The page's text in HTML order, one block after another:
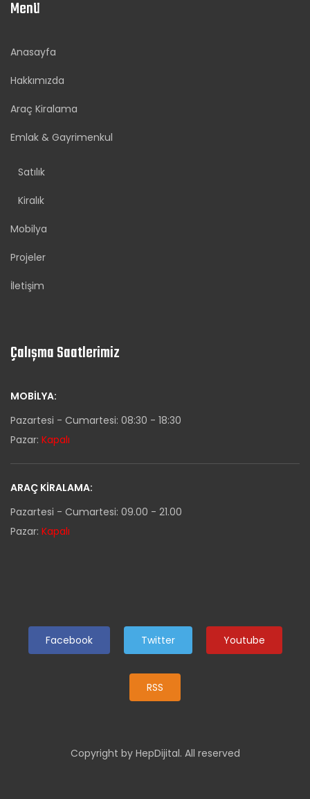
Menü
Anasayfa
Hakkımızda
Araç Kiralama
Emlak & Gayrimenkul
Satılık
Kiralık
Mobilya
Projeler
İletişim
Çalışma Saatlerimiz
MOBILYA:
Pazartesi - Cumartesi: 08:30 - 18:30
Pazar: Kapalı
ARAÇ KIRALAMA:
Pazartesi - Cumartesi: 09.00 - 21.00
Pazar: Kapalı
Facebook Twitter Youtube
RSS
Copyright by HepDijital. All reserved